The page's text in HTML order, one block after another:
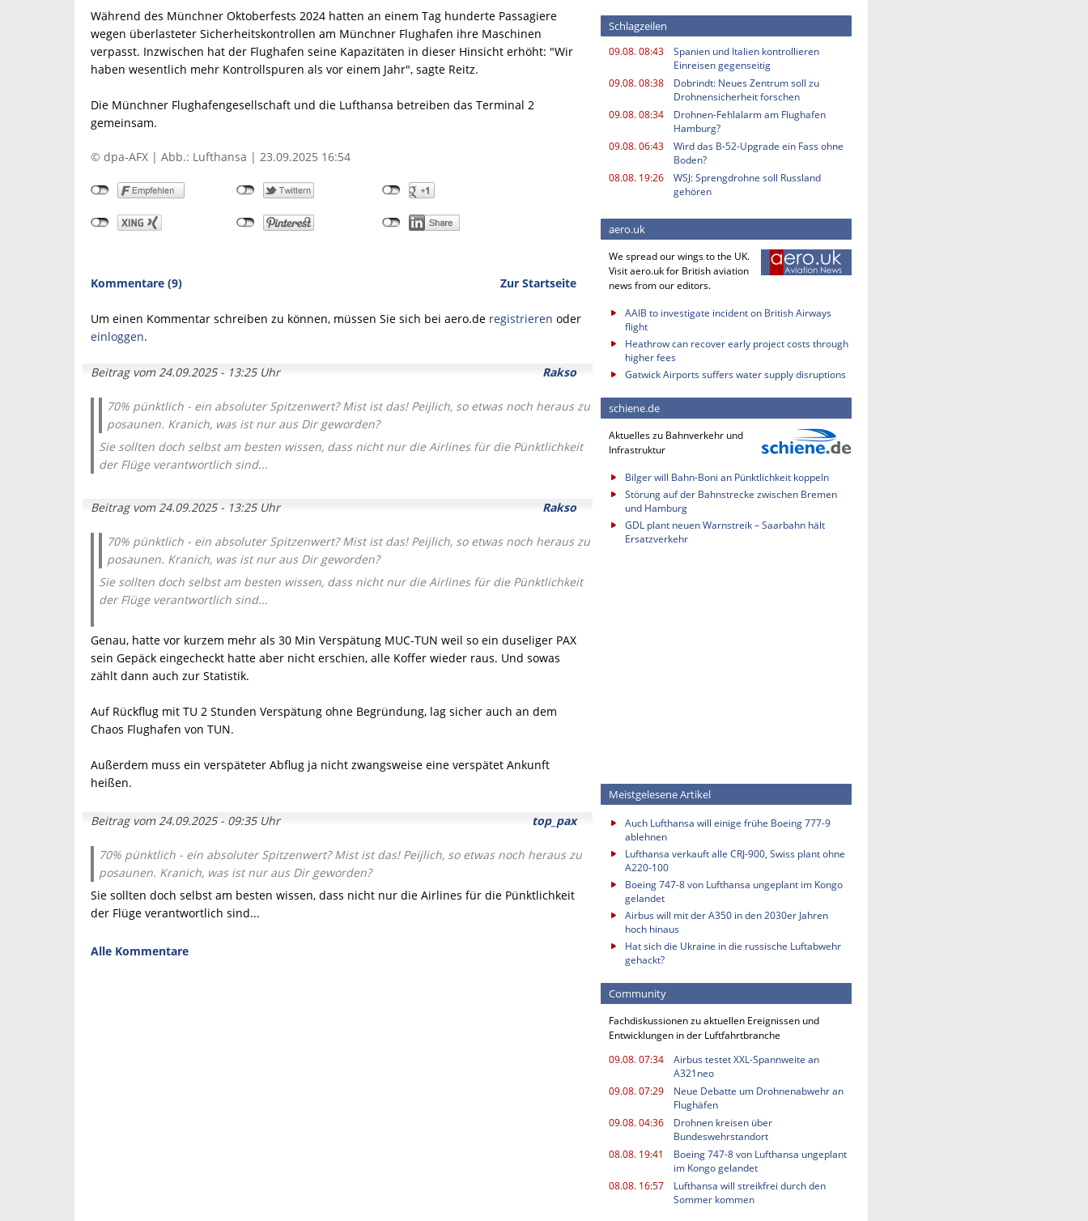
Während des Münchner Oktoberfests 2024 hatten an einem Tag hunderte Passagiere
wegen überlasteter Sicherheitskontrollen am Münchner Flughafen ihre Maschinen
verpasst. Inzwischen hat der Flughafen seine Kapazitäten in dieser Hinsicht erhöht: "Wir
haben wesentlich mehr Kontrollspuren als vor einem Jahr", sagte Reitz.
Die Münchner Flughafengesellschaft und die Lufthansa betreiben das Terminal 2
gemeinsam.
© dpa-AFX | Abb.: Lufthansa | 23.09.2025 16:54
Kommentare (9) Zur Startseite
Um einen Kommentar schreiben zu können, müssen Sie sich bei aero.de registrieren oder
einloggen.
Beitrag vom 24.09.2025 - 13:25 Uhr Rakso
70% pünktlich - ein absoluter Spitzenwert? Mist ist das! Peijlich, so etwas noch heraus zu
posaunen. Kranich, was ist nur aus Dir geworden?
Sie sollten doch selbst am besten wissen, dass nicht nur die Airlines für die Pünktlichkeit
der Flüge verantwortlich sind...
Beitrag vom 24.09.2025 - 13:25 Uhr Rakso
70% pünktlich - ein absoluter Spitzenwert? Mist ist das! Peijlich, so etwas noch heraus zu
posaunen. Kranich, was ist nur aus Dir geworden?
Sie sollten doch selbst am besten wissen, dass nicht nur die Airlines für die Pünktlichkeit
der Flüge verantwortlich sind...
Genau, hatte vor kurzem mehr als 30 Min Verspätung MUC-TUN weil so ein duseliger PAX
sein Gepäck eingecheckt hatte aber nicht erschien, alle Koffer wieder raus. Und sowas
zählt dann auch zur Statistik.
Auf Rückflug mit TU 2 Stunden Verspätung ohne Begründung, lag sicher auch an dem
Chaos Flughafen von TUN.
Außerdem muss ein verspäteter Abflug ja nicht zwangsweise eine verspätet Ankunft
heißen.
Beitrag vom 24.09.2025 - 09:35 Uhr top_pax
70% pünktlich - ein absoluter Spitzenwert? Mist ist das! Peijlich, so etwas noch heraus zu
posaunen. Kranich, was ist nur aus Dir geworden?
Sie sollten doch selbst am besten wissen, dass nicht nur die Airlines für die Pünktlichkeit
der Flüge verantwortlich sind...
Alle Kommentare
Schlagzeilen
09.08. 08:43
Spanien und Italien kontrollieren
Einreisen gegenseitig
09.08. 08:38
Dobrindt: Neues Zentrum soll zu
Drohnensicherheit forschen
09.08. 08:34
Drohnen-Fehlalarm am Flughafen
Hamburg?
09.08. 06:43
Wird das B-52-Upgrade ein Fass ohne
Boden?
08.08. 19:26
WSJ: Sprengdrohne soll Russland
gehören
aero.uk
We spread our wings to the UK.
Visit aero.uk for British aviation
news from our editors.
AAIB to investigate incident on British Airways
flight
Heathrow can recover early project costs through
higher fees
Gatwick Airports suffers water supply disruptions
schiene.de
Aktuelles zu Bahnverkehr und
Infrastruktur
Bilger will Bahn-Boni an Pünktlichkeit koppeln
Störung auf der Bahnstrecke zwischen Bremen
und Hamburg
GDL plant neuen Warnstreik – Saarbahn hält
Ersatzverkehr
Meistgelesene Artikel
Auch Lufthansa will einige frühe Boeing 777-9
ablehnen
Lufthansa verkauft alle CRJ-900, Swiss plant ohne
A220-100
Boeing 747-8 von Lufthansa ungeplant im Kongo
gelandet
Airbus will mit der A350 in den 2030er Jahren
hoch hinaus
Hat sich die Ukraine in die russische Luftabwehr
gehackt?
Community
Fachdiskussionen zu aktuellen Ereignissen und
Entwicklungen in der Luftfahrtbranche
09.08. 07:34
Airbus testet XXL-Spannweite an
A321neo
09.08. 07:29
Neue Debatte um Drohnenabwehr an
Flughäfen
09.08. 04:36
Drohnen kreisen über
Bundeswehrstandort
08.08. 19:41
Boeing 747-8 von Lufthansa ungeplant
im Kongo gelandet
08.08. 16:57
Lufthansa will streikfrei durch den
Sommer kommen